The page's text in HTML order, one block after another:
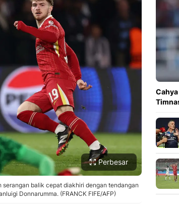
Copy Link
Perbesar
balik cepat diakhiri dengan tendangan
Donnarumma. (FRANCK FIFE/AFP)